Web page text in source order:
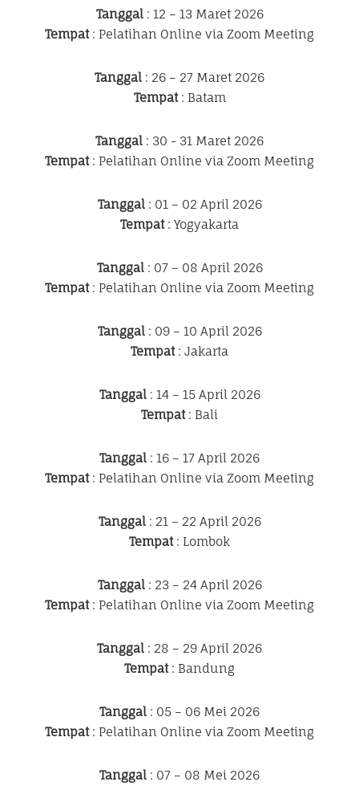
Tanggal: 12 – 13 Maret 2026
Tempat: Pelatihan Online via Zoom Meeting
Tanggal : 26 – 27 Maret 2026
Tempat: Batam
Tanggal : 30 - 31 Maret 2026
Tempat: Pelatihan Online via Zoom Meeting
Tanggal: 01 – 02 April 2026
Tempat: Yogyakarta
Tanggal: 07 – 08 April 2026
Tempat: Pelatihan Online via Zoom Meeting
Tanggal: 09 – 10 April 2026
Tempat: Jakarta
Tanggal: 14 – 15 April 2026
Tempat: Bali
Tanggal : 16 – 17 April 2026
Tempat: Pelatihan Online via Zoom Meeting
Tanggal: 21 – 22 April 2026
Tempat: Lombok
Tanggal: 23 – 24 April 2026
Tempat: Pelatihan Online via Zoom Meeting
Tanggal : 28 – 29 April 2026
Tempat: Bandung
Tanggal : 05 – 06 Mei 2026
Tempat: Pelatihan Online via Zoom Meeting
Tanggal : 07 – 08 Mei 2026